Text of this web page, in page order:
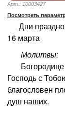
Арт.: 10003427
Посмотреть
Дни
16 марта
Молитвы:
Богородице
Господь с
благословен
душ наших.